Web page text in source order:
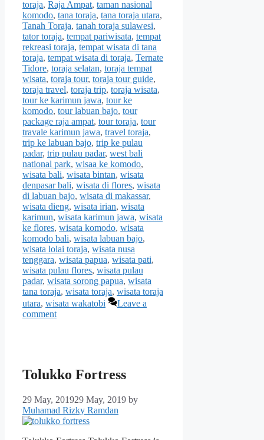
toraja, Raja Ampat, taman nasional
komodo, tana toraja, tana toraja utara,
Tanah Toraja, tanah toraja sulawesi,
tator toraja, tempat pariwisata, tempat
rekreasi toraja, tempat wisata di tana
toraja, tempat wisata di toraja, Ternate
Tidore, toraja selatan, toraja tempat
wisata, toraja tour, toraja tour guide,
toraja travel, toraja trip, toraja wisata,
tour ke karimun jawa, tour ke
komodo, tour labuan bajo, tour
package raja ampat, tour toraja, tour
travale karimun jawa, travel toraja,
trip ke labuan bajo, trip ke pulau
padar, trip pulau padar, west bali
national park, wisaa ke komodo,
wisata bali, wisata bintan, wisata
denpasar bali, wisata di flores, wisata
di labuan bajo, wisata di makassar,
wisata dieng, wisata irian, wisata
karimun, wisata karimun jawa, wisata
ke flores, wisata komodo, wisata
komodo bali, wisata labuan bajo,
wisata lolai toraja, wisata nusa
tenggara, wisata papua, wisata pati,
wisata pulau flores, wisata pulau
padar, wisata sorong papua, wisata
tana toraja, wisata toraja, wisata toraja
utara, wisata wakatobi
Leave a
comment
Tolukko Fortress
29 May, 201929 May, 2019 by
Muhamad Rizky Ramdan